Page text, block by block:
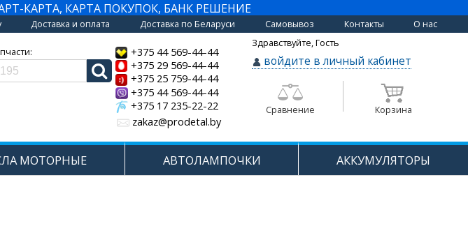
КАРТА, КАРТА ПОКУПОК, БАНК РЕШЕНИЕ
Доставка и оплата Доставка по Беларуси Самовывоз Контакты О нас
+375 44 569-44-44
+375 29 569-44-44
+375 25 759-44-44
+375 44 569-44-44
+375 17 235-22-22
zakaz@prodetal.by
Здравствуйте, Гость
войдите в личный кабинет
Сравнение Корзина
МОТОРНЫЕ АВТОЛАМПОЧКИ АККУМУЛЯТОРЫ